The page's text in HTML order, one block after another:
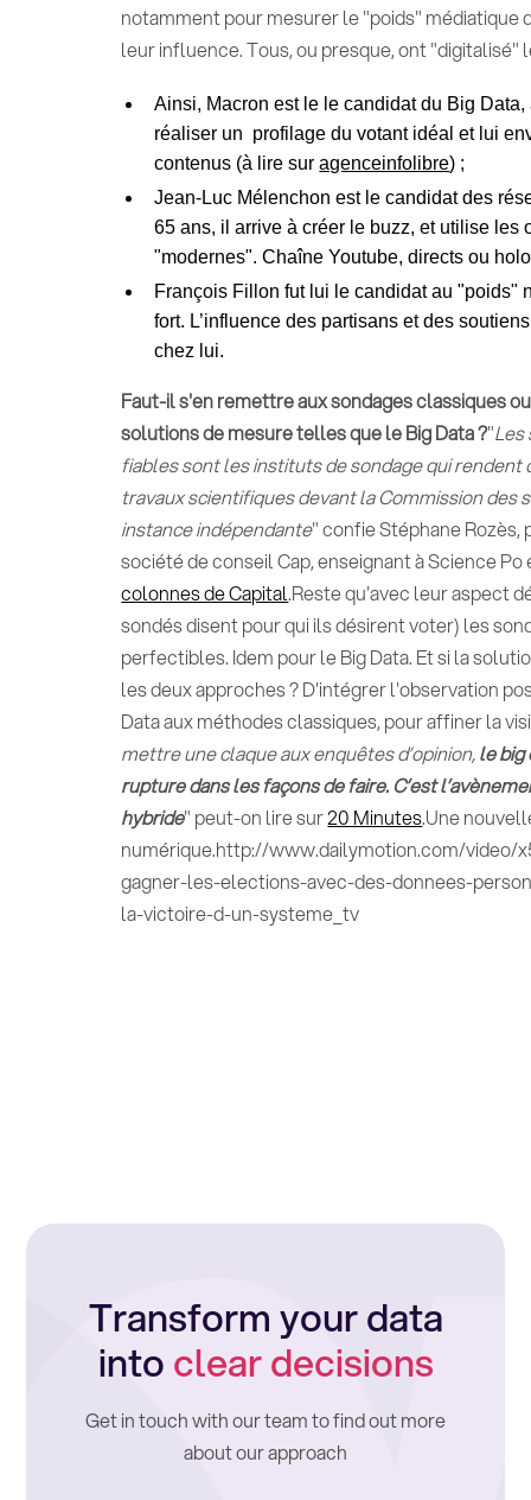
notamment pour mesurer le "poids" médiatique
leur influence. Tous, ou presque, ont "digitalisé"
Ainsi, Macron est le le candidat du Big Data,
réaliser un profilage du votant idéal et lui
contenus (à lire suragenceinfolibre) ;
Jean-Luc Mélenchon est le candidat des
65 ans, il arrive à créer le buzz, et utilise les
"modernes". Chaîne Youtube, directs ou
François Fillon fut lui le candidat au "poids"
fort. L’influence des partisans et des
chez lui.
Faut-il s'en remettre aux sondages classiques
solutions de mesure telles que le Big Data ?"Les
fiables sont les instituts de sondage qui rendent
travaux scientifiques devant la Commission des
instance indépendante" confie Stéphane Rozès,
société de conseil Cap, enseignant à Science Po
colonnes de Capital.Reste qu'avec leur aspect
sondés disent pour qui ils désirent voter) les
perfectibles. Idem pour le Big Data. Et si la
les deux approches ? D'intégrer l'observation
Data aux méthodes classiques, pour affiner la
mettre une claque aux enquêtes d’opinion,le big
rupture dans les façons de faire. C’est
hybride" peut-on lire sur20 Minutes.Une
numérique.http://www.dailymotion.com/video/
gagner-les-elections-avec-des-donnees-
la-victoire-d-un-systeme_tv
Transform your data
intoclear decisions
Get in touch with our team to find out more
about our approach